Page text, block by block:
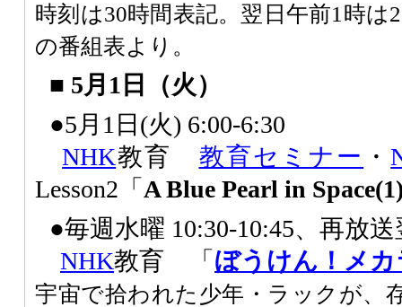
時刻は30時間表記。翌日午前1時は
の番組表より。
■ 5月1日（火）
●5月1日(火) 6:00-6:30
NHK教育 教育セミナー ・
Lesson2「 A Blue Pearl in
●毎週水曜 10:30-10:45、再放
NHK教育 「 ぼうけん！メ
宇宙で拾われた少年・ラックが、